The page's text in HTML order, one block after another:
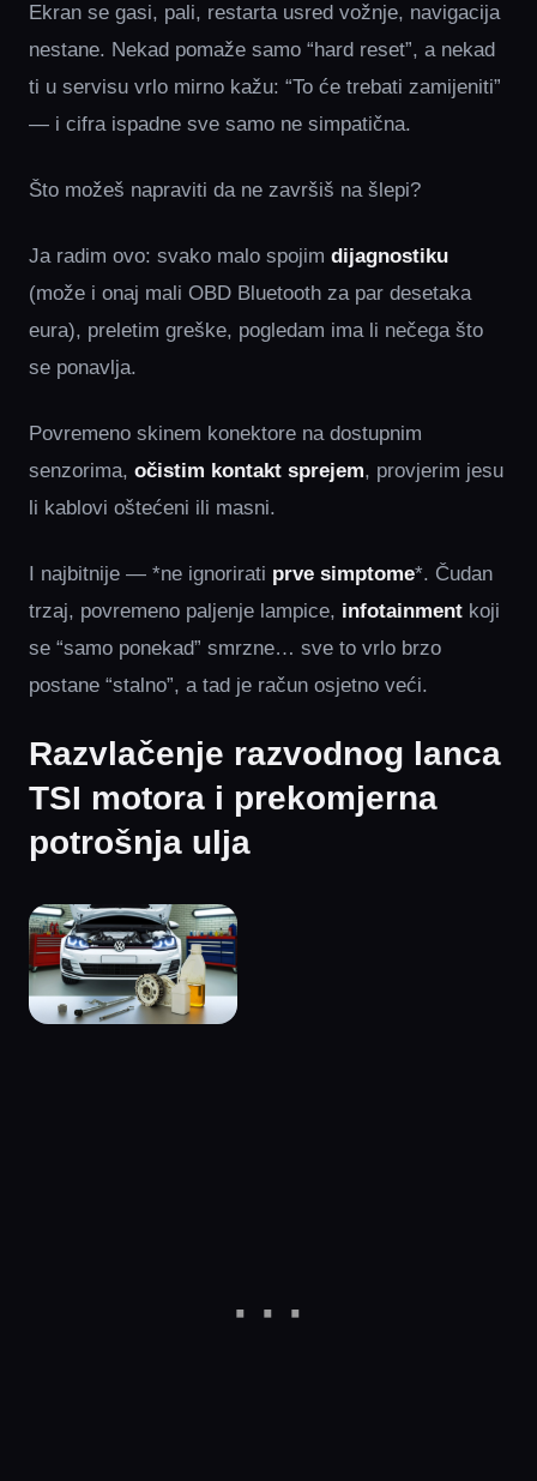
Ekran se gasi, pali, restarta usred vožnje, navigacija
nestane. Nekad pomaže samo “hard reset”, a nekad
ti u servisu vrlo mirno kažu: “To će trebati zamijeniti”
— i cifra ispadne sve samo ne simpatična.
Što možeš napraviti da ne završiš na šlepi?
Ja radim ovo: svako malo spojim dijagnostiku
(može i onaj mali OBD Bluetooth za par desetaka
eura), preletim greške, pogledam ima li nečega što
se ponavlja.
Povremeno skinem konektore na dostupnim
senzorima, očistim kontakt sprejem, provjerim jesu
li kablovi oštećeni ili masni.
I najbitnije — *ne ignorirati prve simptome*. Čudan
trzaj, povremeno paljenje lampice, infotainment koji
se “samo ponekad” smrzne… sve to vrlo brzo
postane “stalno”, a tad je račun osjetno veći.
Razvlačenje razvodnog lanca
TSI motora i prekomjerna
potrošnja ulja